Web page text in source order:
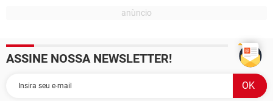
ASSINE NOSSA NEWSLETTER!